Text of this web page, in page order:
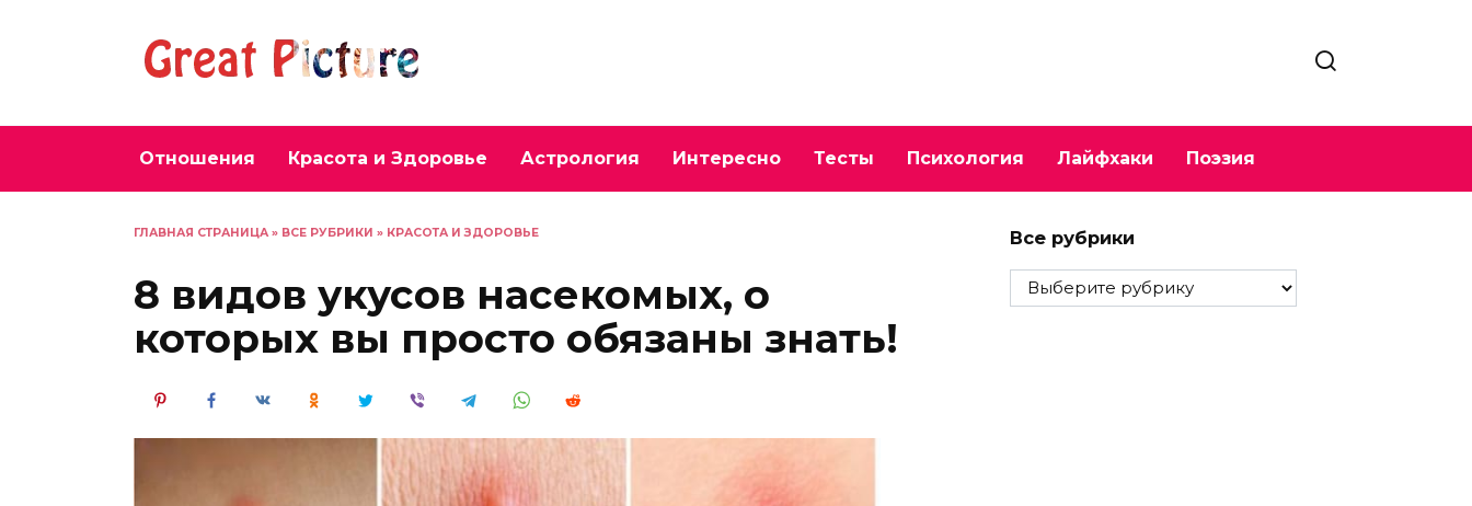
Отношения Красота и Здоровье Астрология Интересно Тесты Психология Лайфхаки Поэзия
ГЛАВНАЯ СТРАНИЦА » ВСЕ РУБРИКИ » КРАСОТА И ЗДОРОВЬЕ
8 видов укусов насекомых, о
которых вы просто обязаны знать!
Все рубрики
Все
рубрики